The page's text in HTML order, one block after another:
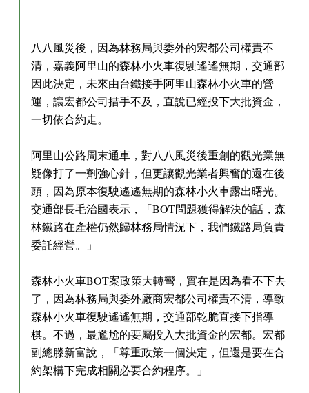
八八風災後，因為林務局與委外的宏都公司權責不
清，嘉義阿里山的森林小火車復駛遙遙無期，交通部
因此決定，未來由台鐵接手阿里山森林小火車的營
運，讓宏都公司措手不及，直說已經投下大批資金，
一切依合約走。
阿里山公路周末通車，對八八風災後重創的觀光業無
疑像打了一劑強心針，但更讓觀光業者興奮的還在後
頭，因為原本復駛遙遙無期的森林小火車露出曙光。
交通部長毛治國表示，「BOT問題獲得解決的話，森
林鐵路在產權仍然歸林務局情況下，我們鐵路局負責
委託經營。」
森林小火車BOT案政策大轉彎，實在是因為看不下去
了，因為林務局與委外廠商宏都公司權責不清，導致
森林小火車復駛遙遙無期，交通部乾脆直接下指導
棋。不過，最尷尬的要屬投入大批資金的宏都。宏都
副總滕新富說，「尊重政策一個決定，但還是要在合
約架構下完成相關必要合約程序。」